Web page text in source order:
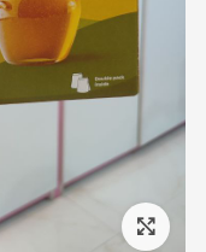
Click to enlarge